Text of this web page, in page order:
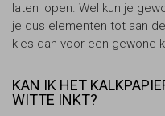
laten lopen. Wel kun je
je dus elementen tot aan
kies dan voor een gewone
KAN IK HET
WITTE INKT?